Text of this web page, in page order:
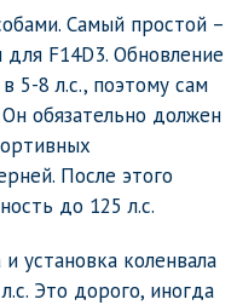
Самый простой –
F14D3. Обновление
5-8 л.с., поэтому сам
обязательно должен
После этого
до 125 л.с.
установка коленвала
Это дорого, иногда